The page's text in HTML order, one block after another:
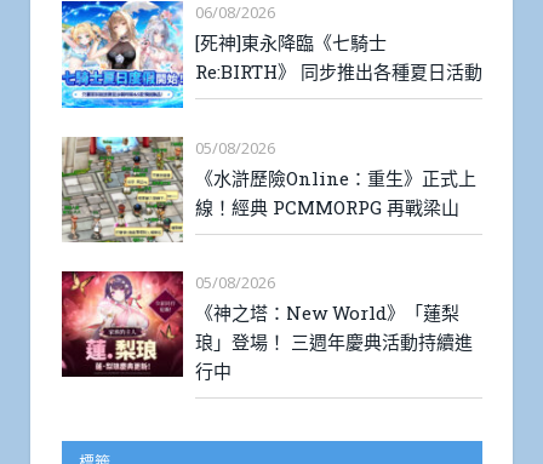
06/08/2026
[死神]東永降臨《七騎士
Re:BIRTH》 同步推出各種夏日活動
05/08/2026
《水滸歷險Online：重生》正式上
線！經典 PCMMORPG 再戰梁山
05/08/2026
《神之塔：New World》「蓮梨
琅」登場！ 三週年慶典活動持續進
行中